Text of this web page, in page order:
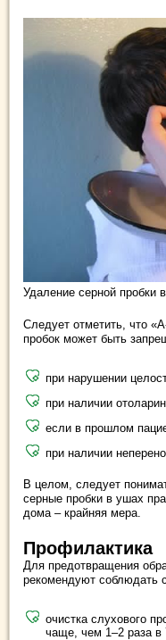
Удаление серной пробки
Следует отметить, что
пробок может быть
при нарушении
при наличии
если в прошлом
при наличии
В целом, следует
серные пробки в ушах
дома – крайняя мера.
Профилактика
Для предотвращения
рекомендуют соблюдать
очистка слухового
чаще, чем 1–2 раза в